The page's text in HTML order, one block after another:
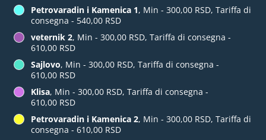
Petrovaradin i Kamenica 1, Min - 300,00 RSD, Tariffa di
consegna - 540,00 RSD
veternik 2, Min - 300,00 RSD, Tariffa di consegna -
610,00 RSD
Sajlovo, Min - 300,00 RSD, Tariffa di consegna -
610,00 RSD
Klisa, Min - 300,00 RSD, Tariffa di consegna -
610,00 RSD
Petrovaradin i Kamenica 2, Min - 300,00 RSD, Tariffa di
consegna - 610,00 RSD